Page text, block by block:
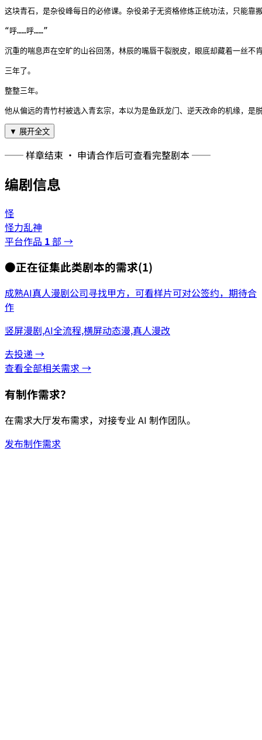
这块青石，是杂役峰每日的必修课。杂役弟子无资格修炼正统功法，只能
“呼……呼……”
沉重的喘息声在空旷的山谷回荡，林辰的嘴唇干裂脱皮，眼底却藏着一丝不
三年了。
整整三年。
他从偏远的青竹村被选入青玄宗，本以为是鱼跃龙门、逆天改命的机缘，是
▼ 展开全文
── 样章结束 · 申请合作后可查看完整剧本 ──
编剧信息
怪
怪力乱神
平台作品 1部 →
●正在征集此类剧本的需求(1)
成熟AI真人漫剧公司寻找甲方，可看样片可对公签约，期待合
作
竖屏漫剧,AI全流程,横屏动态漫,真人漫改
去投递 →
查看全部相关需求 →
有制作需求？
在需求大厅发布需求，对接专业 AI 制作团队。
发布制作需求